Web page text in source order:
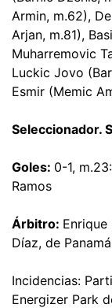
Armin, m.62),
Arjan, m.81),
Muharremovic
Luckic Jovo
Esmir (Memic
Seleccionador.
Goles: 0-1,
Ramos
Árbitro: Enrique
Díaz, de
Incidencias:
Energizer Park